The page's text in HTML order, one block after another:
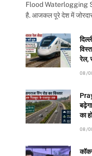
Flood Waterlogging
है. आजकल पूरे देश में
रेल,
08/
का
08/